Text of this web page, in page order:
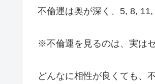
不倫運は奥が深く、5, 8,
※不倫運を見るのは、実は
どんなに相性が良くても、